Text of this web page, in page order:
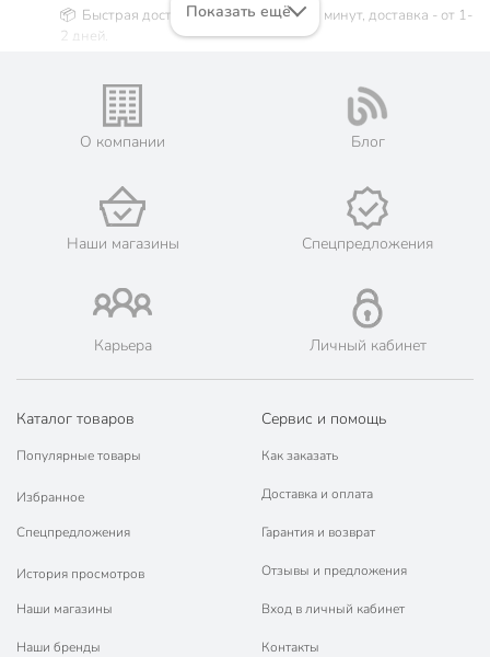
📦 Быстрая доставка. Самовывоз от 60 минут, доставка - от 1-
2 дней.
Жители Воронежской области могут сделать заказ и оплатить
его онлайн на официальном сайте сети магазинов Порядок.
Мы предлагаем бесплатную курьерскую доставку для товара
«площадки торцевые» при заказе от 3000 рублей в такие
💳 Оплата: онлайн на сайте интернет-гипермаркета или
наличными при получении.
🛍 Скидки, акции, распродажи каждый день!
Порядок - официальный представитель ведущих мировых
марок.
Показать ещё
О компании Блог
Наши магазины Спецпредложения
Карьера Личный кабинет
Каталог товаров
Популярные товары
Избранное
Спецпредложения
История просмотров
Наши магазины
Наши бренды
Сервис и помощь
Как заказать
Доставка и оплата
Гарантия и возврат
Отзывы и предложения
Вход в личный кабинет
Контакты